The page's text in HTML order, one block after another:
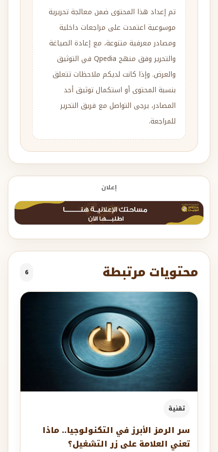
تم إعداد هذا المحتوى ضمن معالجة تحريرية
موسوعية اعتمدت على مراجعات داخلية
ومصادر معرفية متنوعة، مع إعادة الصياغة
والتحرير وفق منهج Qpedia في التوثيق
والعرض. وإذا كانت لديكم ملاحظات تتعلق
بنسبة المحتوى أو استكمال توثيق أحد
المصادر، يرجى التواصل مع فريق التحرير
للمراجعة.
إعلان
محتويات مرتبطة 6
تقنية
سر الرمز الأبرز في التكنولوجيا.. ماذا
تعني العلامة على زر التشغيل؟